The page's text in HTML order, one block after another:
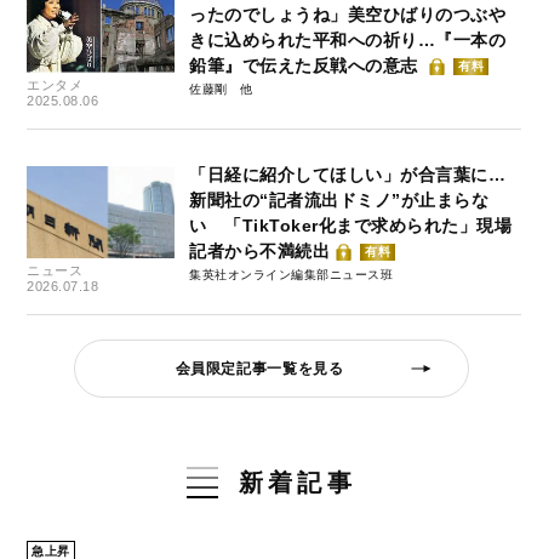
エンタメ
2025.08.06
ったのでしょうね」美空ひばりのつぶや
きに込められた平和への祈り…『一本の
鉛筆』で伝えた反戦への意志
有料
佐藤剛
ニュース
2026.07.18
「日経に紹介してほしい」が合言葉に…
新聞社の“記者流出ドミノ”が止まらな
い 「TikToker化まで求められた」現場
記者から不満続出
有料
集英社オンライン編集部ニュース班
会員限定記事一覧を見る
新着記事
急上昇